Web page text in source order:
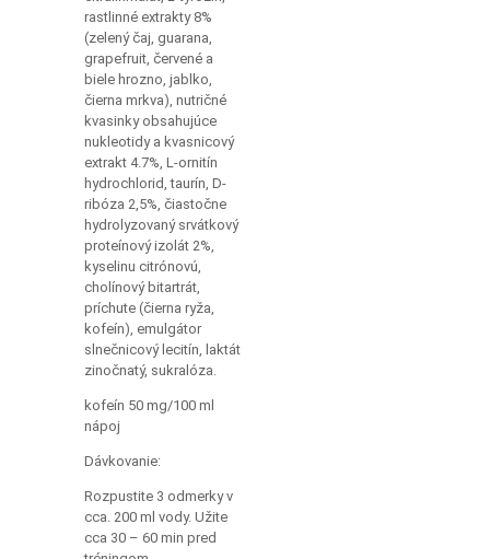
rastlinné extrakty 8%
(zelený čaj, guarana,
grapefruit, červené a
biele hrozno, jablko,
čierna mrkva), nutričné
kvasinky obsahujúce
nukleotidy a kvasnicový
extrakt 4.7%, L-ornitín
hydrochlorid, taurín, D-
ribóza 2,5%, čiastočne
hydrolyzovaný srvátkový
proteínový izolát 2%,
kyselinu citrónovú,
cholínový bitartrát,
príchute (čierna ryža,
kofeín), emulgátor
slnečnicový lecitín, laktát
zinočnatý, sukralóza.
kofeín 50 mg/100 ml
nápoj
Dávkovanie:
Rozpustite 3 odmerky v
cca. 200 ml vody. Užite
cca 30 – 60 min pred